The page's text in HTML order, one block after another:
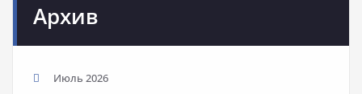
Архив
Июль 2026